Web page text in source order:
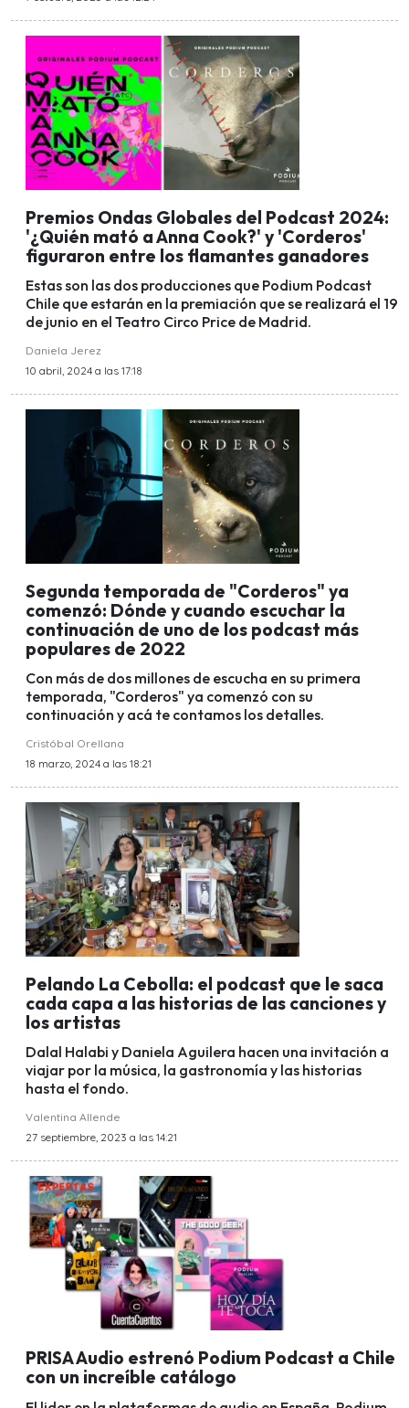
Premios Ondas Globales del Podcast 2024:
'¿Quién mató a Anna Cook?' y 'Corderos'
figuraron entre los flamantes ganadores
Estas son las dos producciones que Podium Podcast
Chile que estarán en la premiación que se realizará el 19
de junio en el Teatro Circo Price de Madrid.
Daniela Jerez
10 abril, 2024 a las 17:18
Segunda temporada de "Corderos" ya
comenzó: Dónde y cuando escuchar la
continuación de uno de los podcast más
populares de 2022
Con más de dos millones de escucha en su primera
temporada, "Corderos" ya comenzó con su
continuación y acá te contamos los detalles.
Cristóbal Orellana
18 marzo, 2024 a las 18:21
Pelando La Cebolla: el podcast que le saca
cada capa a las historias de las canciones y
los artistas
Dalal Halabi y Daniela Aguilera hacen una invitación a
viajar por la música, la gastronomía y las historias
hasta el fondo.
Valentina Allende
27 septiembre, 2023 a las 14:21
PRISA Audio estrenó Podium Podcast a Chile
con un increíble catálogo